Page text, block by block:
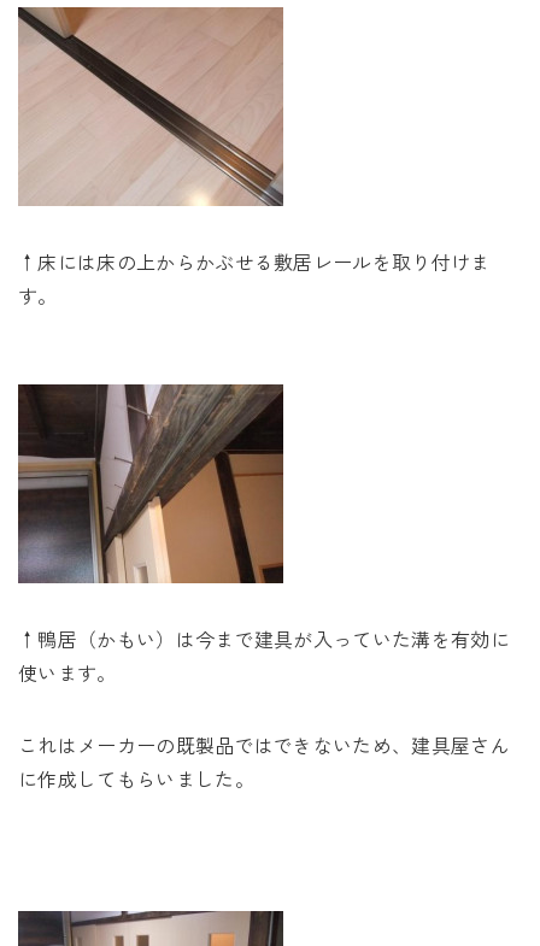
↑床には床の上からかぶせる敷居レールを取り付けま
す。
↑鴨居（かもい）は今まで建具が入っていた溝を有効に
使います。
これはメーカーの既製品ではできないため、建具屋さん
に作成してもらいました。